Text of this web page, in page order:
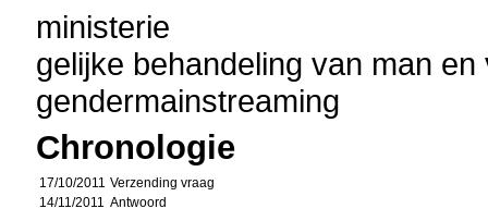
ministerie
gelijke behandeling van man en
gendermainstreaming
Chronologie
17/10/2011 Verzending vraag
14/11/2011 Antwoord